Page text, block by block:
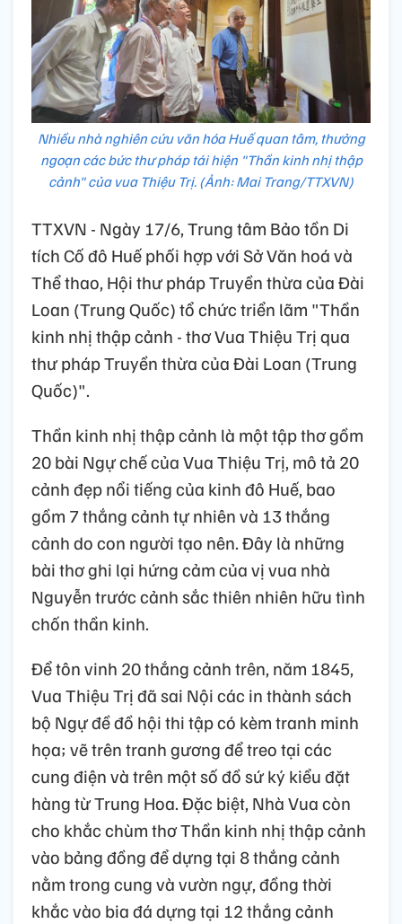
Nhiều nhà nghiên cứu văn hóa Huế quan tâm, thưởng
ngoạn các bức thư pháp tái hiện "Thần kinh nhị thập
cảnh" của vua Thiệu Trị. (Ảnh: Mai Trang/TTXVN)
TTXVN - Ngày 17/6, Trung tâm Bảo tồn Di
tích Cố đô Huế phối hợp với Sở Văn hoá và
Thể thao, Hội thư pháp Truyền thừa của Đài
Loan (Trung Quốc) tổ chức triển lãm "Thần
kinh nhị thập cảnh - thơ Vua Thiệu Trị qua
thư pháp Truyền thừa của Đài Loan (Trung
Quốc)".
Thần kinh nhị thập cảnh là một tập thơ gồm
20 bài Ngự chế của Vua Thiệu Trị, mô tả 20
cảnh đẹp nổi tiếng của kinh đô Huế, bao
gồm 7 thắng cảnh tự nhiên và 13 thắng
cảnh do con người tạo nên. Đây là những
bài thơ ghi lại hứng cảm của vị vua nhà
Nguyễn trước cảnh sắc thiên nhiên hữu tình
chốn thần kinh.
Để tôn vinh 20 thắng cảnh trên, năm 1845,
Vua Thiệu Trị đã sai Nội các in thành sách
bộ Ngự đề đồ hội thi tập có kèm tranh minh
họa; vẽ trên tranh gương để treo tại các
cung điện và trên một số đồ sứ ký kiểu đặt
hàng từ Trung Hoa. Đặc biệt, Nhà Vua còn
cho khắc chùm thơ Thần kinh nhị thập cảnh
vào bảng đồng để dựng tại 8 thắng cảnh
nằm trong cung và vườn ngự, đồng thời
khắc vào bia đá dựng tại 12 thắng cảnh